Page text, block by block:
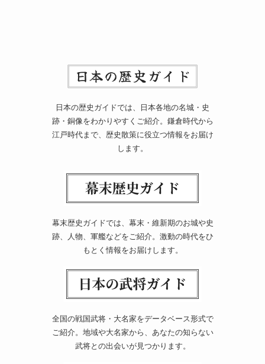
日本の歴史ガイドでは、日本各地の名城・史
跡・銅像をわかりやすくご紹介。鎌倉時代から
江戸時代まで、歴史散策に役立つ情報をお届け
します。
幕末歴史ガイドでは、幕末・維新期のお城や史
跡、人物、軍艦などをご紹介。激動の時代をひ
もとく情報をお届けします。
全国の戦国武将・大名家をデータベース形式で
ご紹介。地域や大名家から、あなたの知らない
武将との出会いが見つかります。